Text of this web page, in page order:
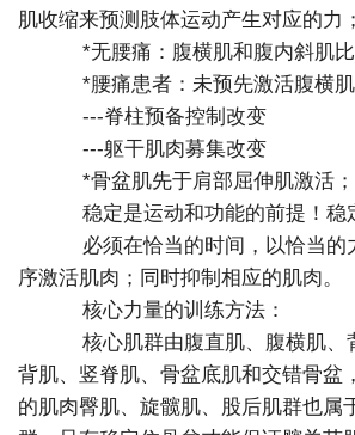
肌收缩来预测肢体运动产生对应的力；
*无腰痛：腹横肌和腹内斜肌比
*腰痛患者：未预先激活腹横肌
---脊柱预备控制改变
---躯干肌肉募集改变
*骨盆肌先于肩部屈伸肌激活；
稳定是运动和功能的前提！稳
必须在恰当的时间，以恰当的
序激活肌肉；同时抑制相应的肌肉。
核心力量的训练方法：
核心肌群由腹直肌、腹横肌、
背肌、竖脊肌、骨盆底肌和交错骨盆
的肌肉臀肌、旋髋肌、股后肌群也属